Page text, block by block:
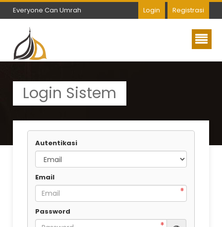
Everyone Can Umrah
Everyone Can Umrah Login Registrasi
Login Sistem
Autentikasi
Email
Password